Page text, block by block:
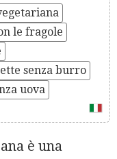
le fragole
senza burro
uova
è una